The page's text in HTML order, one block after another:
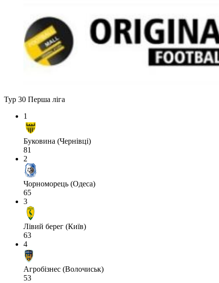
Тур 30 Перша ліга
1
Буковина (Чернівці)
81
2
Чорноморець (Одеса)
65
3
Лівий берег (Київ)
63
4
Агробізнес (Волочиськ)
53